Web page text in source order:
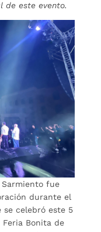
de este evento.
Sarmiento fue
durante el
se celebró este 5
Bonita de